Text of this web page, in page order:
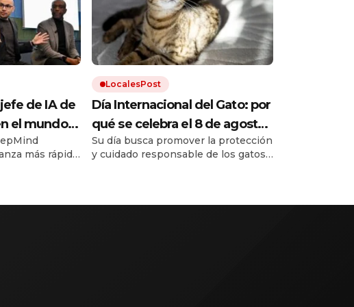
de IA de
el mundo
va a
y
más rápido
LocalesPost
Día Internacional del Gato: por
qué se celebra el 8 de agosto
y cómo hacer feliz a tu felino
Su día busca promover la protección
y cuidado responsable de los gatos.
bienestar de los gatos.